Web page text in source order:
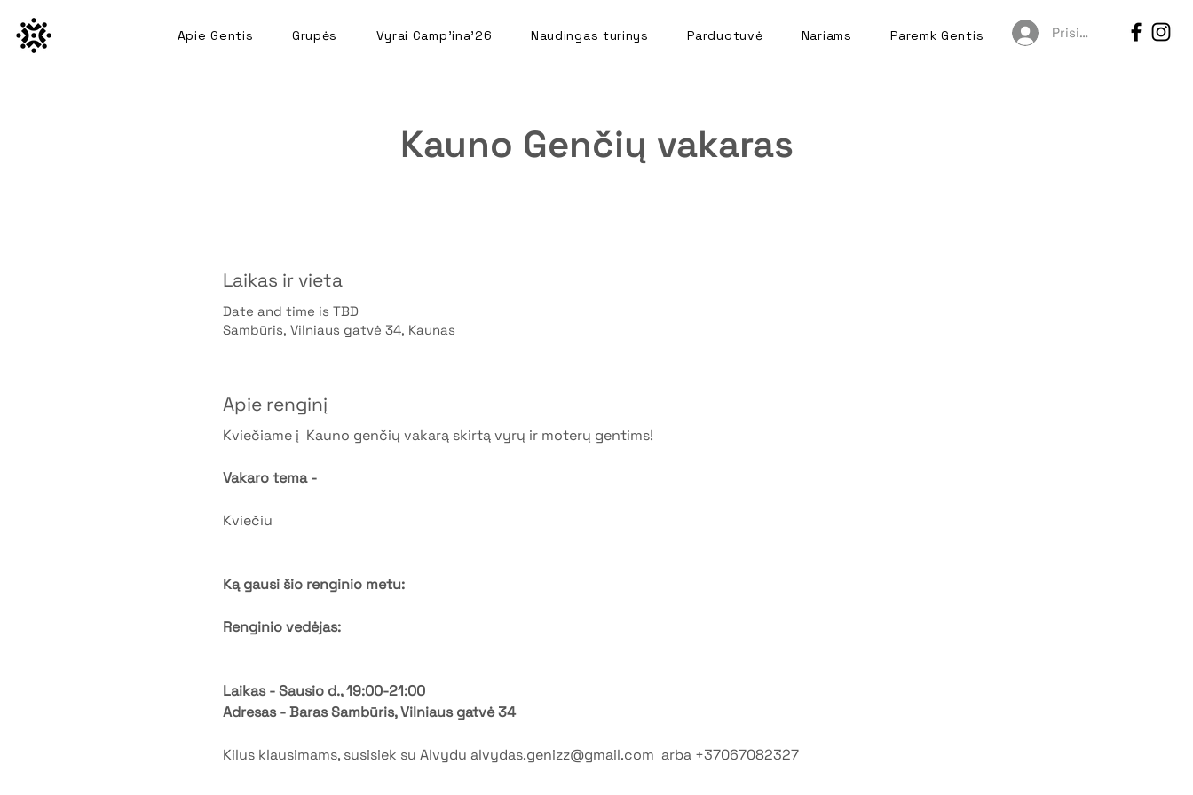
Prisijungti
Apie Gentis Grupės Vyrai Camp'ina'26 Naudingas turinys Parduotuvė Nariams Paremk Gentis
Kauno Genčių vakaras
Laikas ir vieta
Date and time is TBD
Sambūris, Vilniaus gatvė 34, Kaunas
Apie renginį
Kviečiame į  Kauno genčių vakarą skirtą vyrų ir moterų gentims!
Vakaro tema -
Kviečiu
Ką gausi šio renginio metu:
Renginio vedėjas:
Laikas - Sausio d., 19:00-21:00
Adresas - Baras Sambūris, Vilniaus gatvė 34
Kilus klausimams, susisiek su Alvydu alvydas.genizz@gmail.com  arba +37067082327